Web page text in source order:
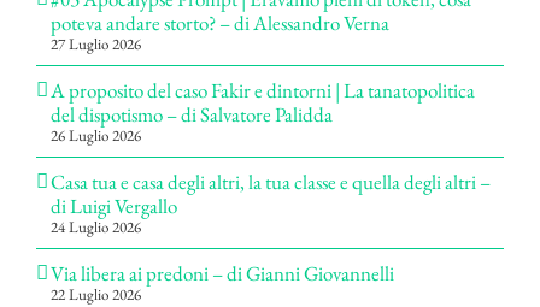
poteva andare storto? – di Alessandro Verna
27 Luglio 2026
A proposito del caso Fakir e dintorni | La tanatopolitica
del dispotismo – di Salvatore Palidda
26 Luglio 2026
Casa tua e casa degli altri, la tua classe e quella degli altri –
di Luigi Vergallo
24 Luglio 2026
Via libera ai predoni – di Gianni Giovannelli
22 Luglio 2026